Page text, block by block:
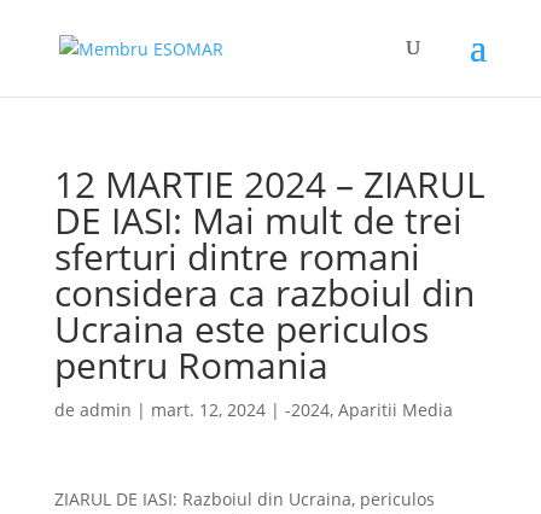
12 MARTIE 2024 – ZIARUL
DE IASI: Mai mult de trei
sferturi dintre romani
considera ca razboiul din
Ucraina este periculos
pentru Romania
de admin | mart. 12, 2024| -2024, Aparitii Media
ZIARUL DE IASI: Razboiul din Ucraina, periculos